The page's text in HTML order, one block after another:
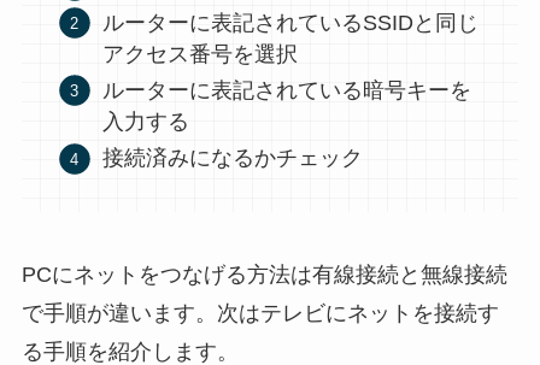
ルーターに表記されているSSIDと同じ
アクセス番号を選択
ルーターに表記されている暗号キーを
入力する
接続済みになるかチェック
PCにネットをつなげる方法は有線接続と無線接続
で手順が違います。次はテレビにネットを接続す
る手順を紹介します。